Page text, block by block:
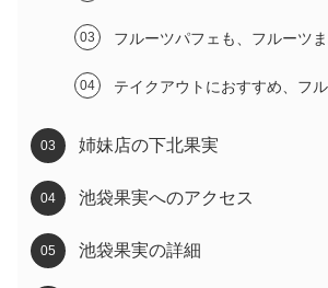
フルーツパフェも、フルーツま
テイクアウトにおすすめ、フ
姉妹店の下北果実
池袋果実へのアクセス
池袋果実の詳細